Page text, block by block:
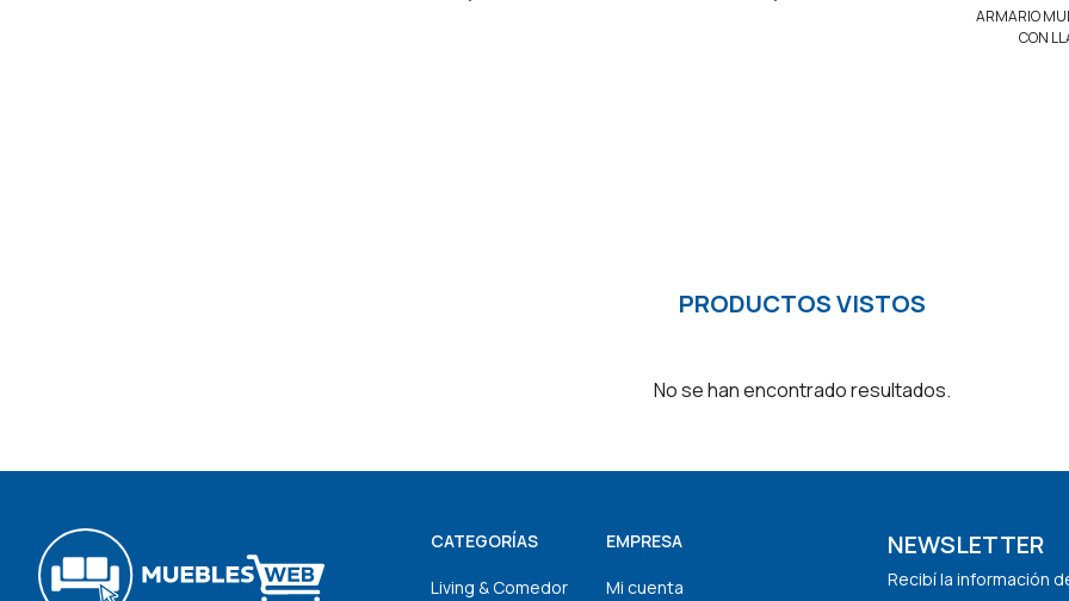
ARMARIO
CON
PRODUCTOS VISTOS
No se han encontrado resultados.
CATEGORÍAS
Living & Comedor
EMPRESA
Mi cuenta
NEWSLETTER
Recibí la información